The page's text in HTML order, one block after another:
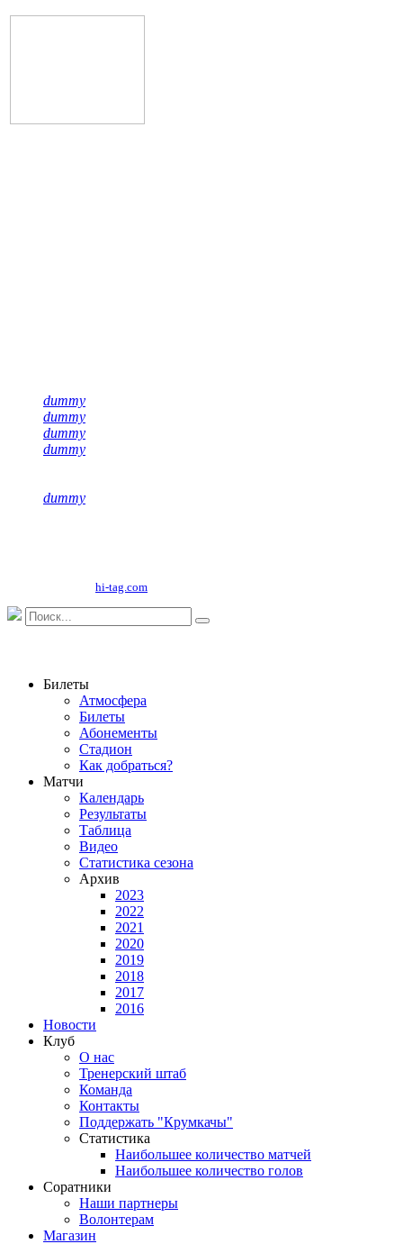
dummy
dummy
dummy
dummy
dummy
hi-tag.com
Билеты
Атмосфера
Билеты
Абонементы
Стадион
Как добраться?
Матчи
Календарь
Результаты
Таблица
Видео
Статистика сезона
Архив
2023
2022
2021
2020
2019
2018
2017
2016
Новости
Клуб
О нас
Тренерский штаб
Команда
Контакты
Поддержать "Крумкачы"
Статистика
Наибольшее количество матчей
Наибольшее количество голов
Соратники
Наши партнеры
Волонтерам
Магазин